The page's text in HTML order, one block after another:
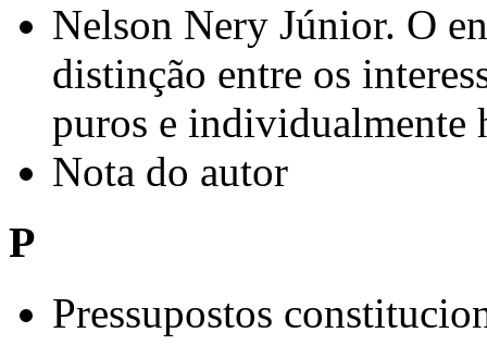
Nelson Nery Júnior. O
distinção entre os
puros e individualmente
Nota do autor
P
Pressupostos